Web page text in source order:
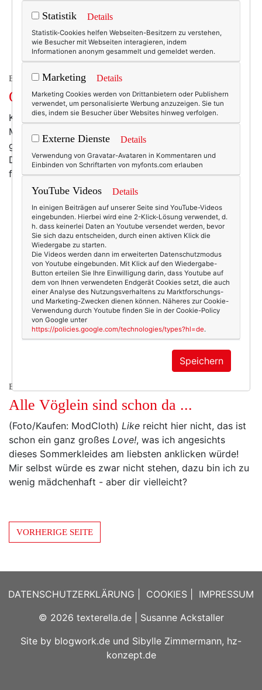
BEAUTY & FASHION
Out of Stock! :-(
Kein Wunder! Aber ein Jammer! Gefunden hier bei
ModCloth, wo es mit der gefälligen Retro-Mode im
großen, aber auch im kleinen Stil munter weitergeht!
Die Kleider sind nicht selten ein Traum, vor allem sehr
feminin! Very Fifties, würde ich mal sagen ...
BEAUTY & FASHION
Alle Vöglein sind schon da ...
(Foto/Kaufen: ModCloth) Like reicht hier nicht, das ist
schon ein ganz großes Love!, was ich angesichts
dieses Sommerkleides am liebsten anklicken würde!
Mir selbst würde es zwar nicht stehen, dazu bin ich zu
wenig mädchenhaft - aber dir vielleicht?
VORHERIGE SEITE
DATENSCHUTZERKLÄRUNG COOKIES
IMPRESSUM
© 2026 texterella.de| Susanne Ackstaller
Site by blogwork.de und Sibylle Zimmermann, hz-
konzept.de
Statistik Details
Statistik-Cookies helfen Webseiten-Besitzern zu verstehen,
wie Besucher mit Webseiten interagieren, indem
Informationen anonym gesammelt und gemeldet werden.
Marketing Details
Marketing Cookies werden von Drittanbietern oder Publishern
verwendet, um personalisierte Werbung anzuzeigen. Sie tun
dies, indem sie Besucher über Websites hinweg verfolgen.
Externe Dienste Details
Verwendung von Gravatar-Avataren in Kommentaren und
Einbinden von Schriftarten von myfonts.com erlauben
YouTube Videos Details
In einigen Beiträgen auf unserer Seite sind YouTube-Videos
eingebunden. Hierbei wird eine 2-Klick-Lösung verwendet, d.
h. dass keinerlei Daten an Youtube versendet werden, bevor
Sie sich dazu entscheiden, durch einen aktiven Klick die
Wiedergabe zu starten.
Die Videos werden dann im erweiterten Datenschutzmodus
von Youtube eingebunden. Mit Klick auf den Wiedergabe-
Button erteilen Sie Ihre Einwilligung darin, dass Youtube auf
dem von Ihnen verwendeten Endgerät Cookies setzt, die auch
einer Analyse des Nutzungsverhaltens zu Marktforschungs-
und Marketing-Zwecken dienen können. Näheres zur Cookie-
Verwendung durch Youtube finden Sie in der Cookie-Policy
von Google unter
https://policies.google.com/technologies/types?hl=de.
Speichern